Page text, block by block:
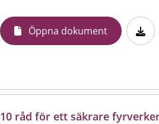
Öppna dokument
10 råd för ett säkrare